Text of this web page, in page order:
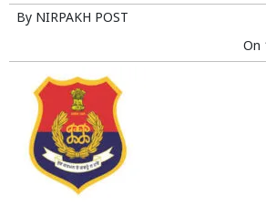
By NIRPAKH POST
On